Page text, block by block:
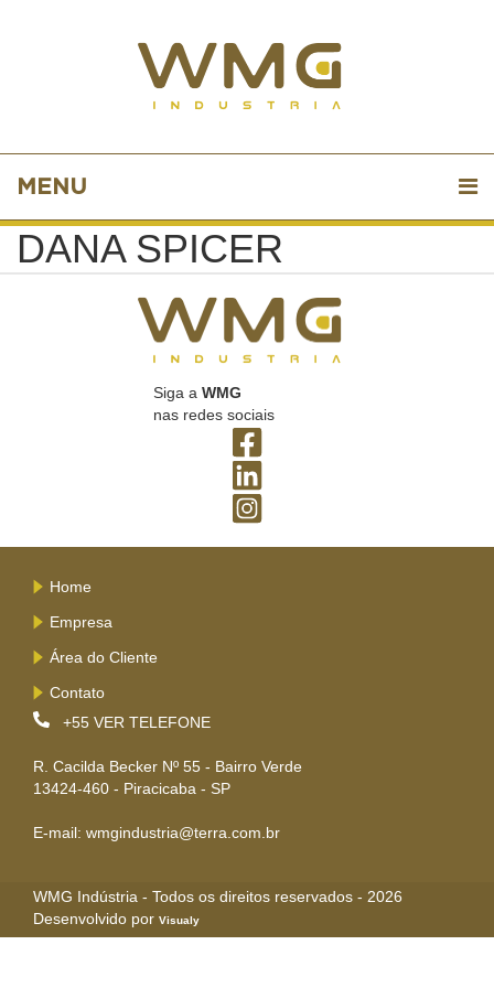
MENU
DANA SPICER
Siga a WMG
nas redes sociais
Home
Empresa
Área do Cliente
Contato
+55 VER TELEFONE
R. Cacilda Becker Nº 55 - Bairro Verde
13424-460 - Piracicaba - SP
E-mail: wmgindustria@terra.com.br
WMG Indústria - Todos os direitos reservados - 2026
Desenvolvido por Visualy